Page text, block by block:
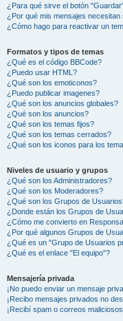
¿Para qué sirve el botón
¿Por qué mis mensajes
¿Cómo hago para reactivar un
Formatos y tipos de temas
¿Qué es el código BBCode?
¿Puedo usar HTML?
¿Qué son los emoticonos?
¿Puedo publicar imagenes?
¿Qué son los anuncios globales?
¿Qué son los anuncios?
¿Qué son los temas fijos?
¿Qué son los temas cerrados?
¿Qué son los iconos para los
Niveles de usuario y grupos
¿Qué son los Administradores?
¿Qué son los Moderadores?
¿Qué son los Grupos de
¿Donde están los Grupos de
¿Cómo me convierto en
¿Por qué algunos Grupos de
¿Qué es un "Grupo de Usuarios
¿Qué es el enlace "El equipo"?
Mensajería privada
¡No puedo enviar un mensaje
¡Recibo mensajes privados no
¡Recibí spam o correos